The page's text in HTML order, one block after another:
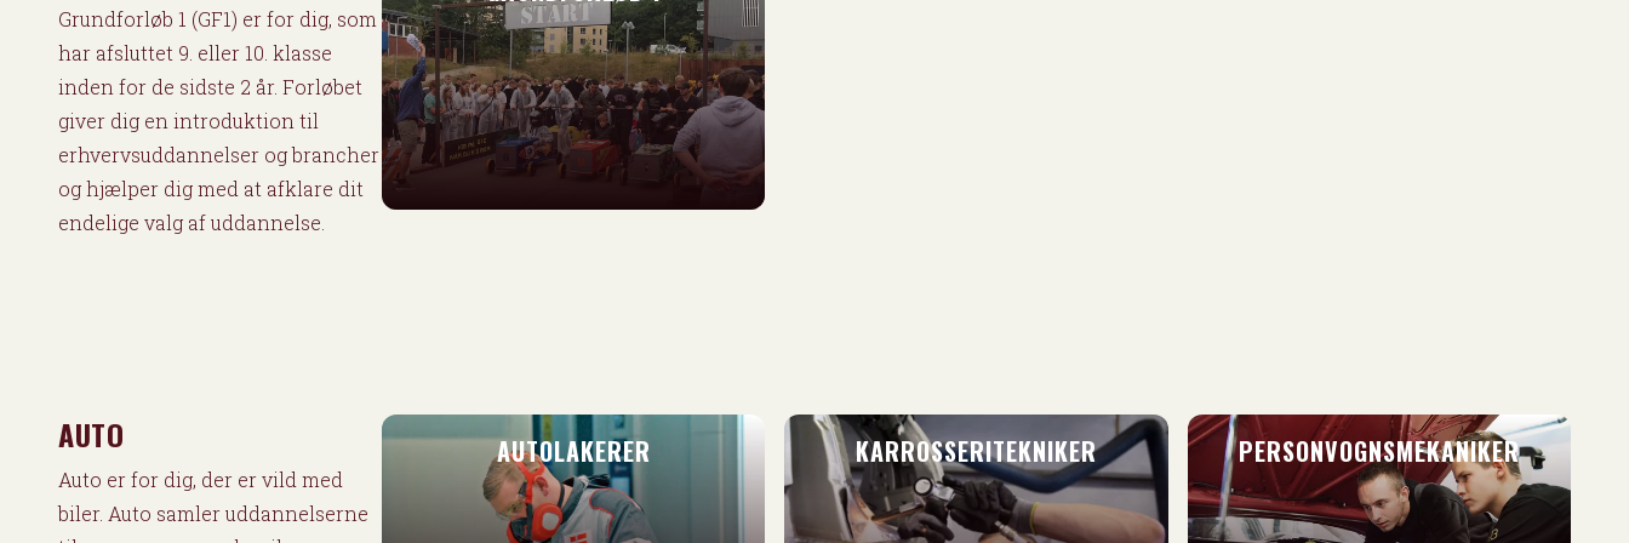
Grundforløb 1 (GF1) er for dig, som
har afsluttet 9. eller 10. klasse
inden for de sidste 2 år. Forløbet
giver dig en introduktion til
erhvervsuddannelser og brancher
og hjælper dig med at afklare dit
endelige valg af uddannelse.
AUTO
Auto er for dig, der er vild med
biler. Auto samler uddannelserne
AUTOLAKERER KARROSSERITEKNIKER PERSONVOGNSMEKANIKER